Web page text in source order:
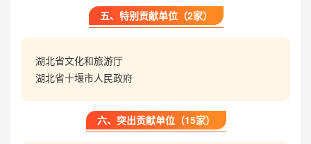
五、特别贡献单位（2家）
湖北省文化和旅游厅
湖北省十堰市人民政府
六、突出贡献单位（15家）